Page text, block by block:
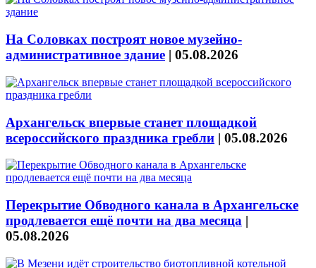
На Соловках построят новое музейно-
административное здание | 05.08.2026
Архангельск впервые станет площадкой
всероссийского праздника гребли | 05.08.2026
Перекрытие Обводного канала в Архангельске
продлевается ещё почти на два месяца |
05.08.2026